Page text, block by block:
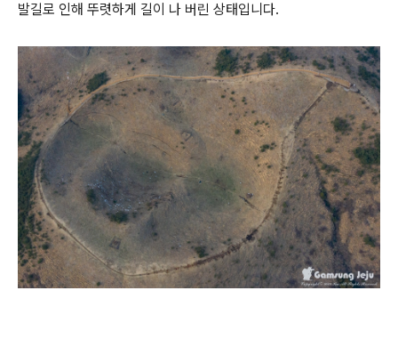
발길로 인해 뚜렷하게 길이 나 버린 상태입니다.